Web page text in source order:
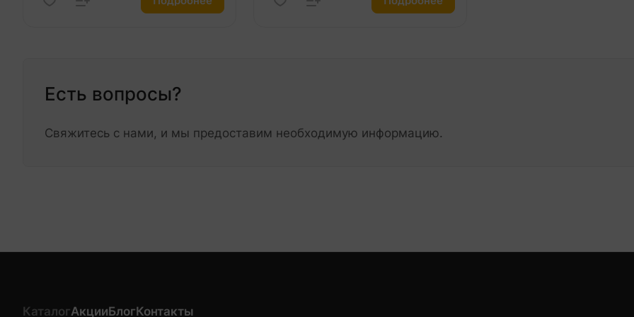
Есть вопросы?
Свяжитесь с нами, и мы предоставим необходимую информацию.
КаталогАкцииБлогКонтакты